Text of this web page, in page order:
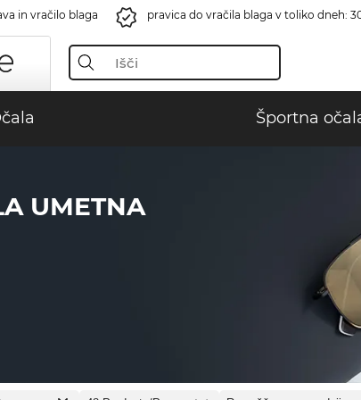
in vračilo blaga pravica do vračila blaga v toliko dneh:
Športna
UMETNA